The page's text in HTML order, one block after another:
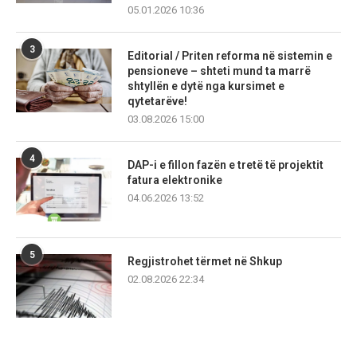
05.01.2026 10:36
3
Editorial / Priten reforma në sistemin e
pensioneve – shteti mund ta marrë
shtyllën e dytë nga kursimet e
qytetarëve!
03.08.2026 15:00
4
DAP-i e fillon fazën e tretë të projektit
fatura elektronike
04.06.2026 13:52
5
Regjistrohet tërmet në Shkup
02.08.2026 22:34